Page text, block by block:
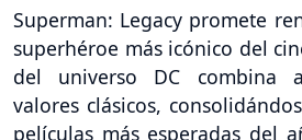
Superman: Legacy promete
superhéroe más icónico del
del universo DC combina
valores clásicos,
películas más esperadas del